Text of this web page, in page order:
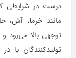
درست در شرایطی
مانند خرما، ‌آش،
توجهی بالا می‌رود و
تولیدکنندگان با